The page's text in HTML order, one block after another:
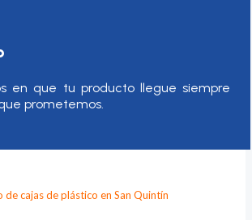
en que tu producto llegue siempre
prometemos.
de cajas de plástico en San Quintín